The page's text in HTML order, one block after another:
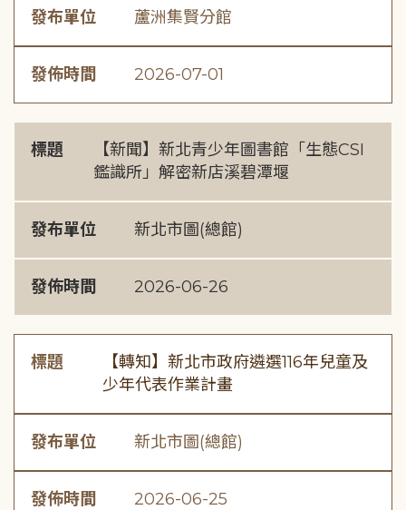
發布單位 蘆洲集賢分館
發佈時間 2026-07-01
標題
【新聞】新北青少年圖書館「生態CSI
鑑識所」解密新店溪碧潭堰
發布單位 新北市圖(總館)
發佈時間 2026-06-26
標題
【轉知】新北市政府遴選116年兒童及
少年代表作業計畫
發布單位 新北市圖(總館)
發佈時間 2026-06-25